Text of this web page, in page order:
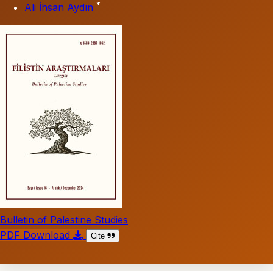
Ali İhsan Aydın *
Bulletin of Palestine Studies
PDF Download
Cite